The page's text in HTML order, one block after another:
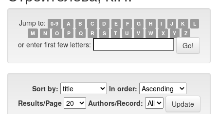
Jump to: 0-9 A B C D E F G H I J K
L
M
N O P Q R S T U V W X Y Z
or enter first few letters:
Sort by:
In order:
Results/Page
Authors/Record: